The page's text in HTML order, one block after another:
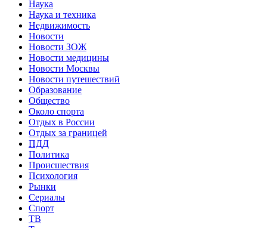
Наука
Наука и техника
Недвижимость
Новости
Новости ЗОЖ
Новости медицины
Новости Москвы
Новости путешествий
Образование
Общество
Около спорта
Отдых в России
Отдых за границей
ПДД
Политика
Происшествия
Психология
Рынки
Сериалы
Спорт
ТВ